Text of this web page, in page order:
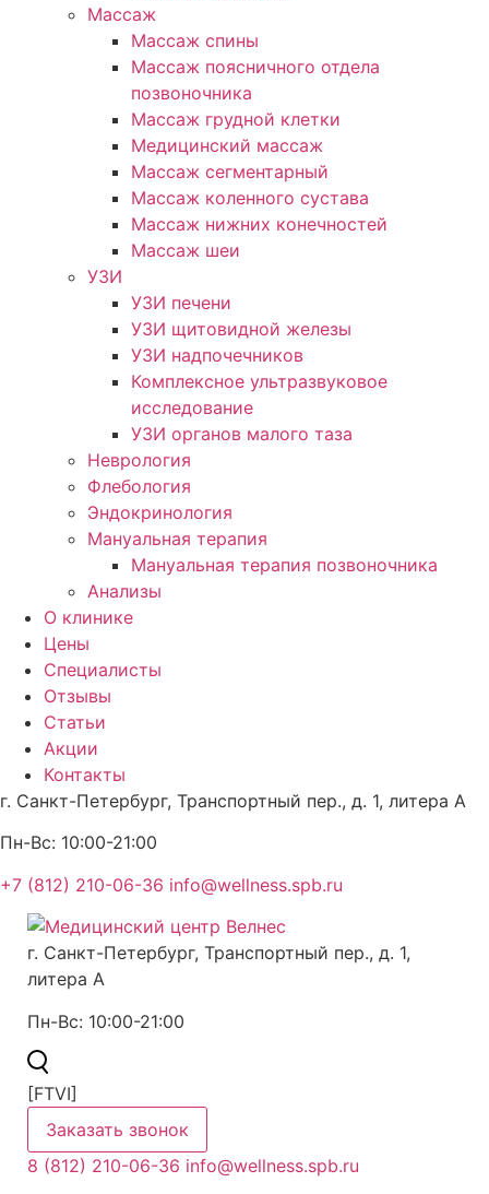
Массаж
Массаж спины
Массаж поясничного отдела
позвоночника
Массаж грудной клетки
Медицинский массаж
Массаж сегментарный
Массаж коленного сустава
Массаж нижних конечностей
Массаж шеи
УЗИ
УЗИ печени
УЗИ щитовидной железы
УЗИ надпочечников
Комплексное ультразвуковое
исследование
УЗИ органов малого таза
Неврология
Флебология
Эндокринология
Мануальная терапия
Мануальная терапия позвоночника
Анализы
О клинике
Цены
Специалисты
Отзывы
Статьи
Акции
Контакты
г. Санкт-Петербург, Транспортный пер., д. 1, литера А
Пн-Вс: 10:00-21:00
+7 (812) 210-06-36 info@wellness.spb.ru
г. Санкт-Петербург, Транспортный пер., д. 1,
литера А
Пн-Вс: 10:00-21:00
[FTVI]
Заказать звонок
8 (812) 210-06-36 info@wellness.spb.ru